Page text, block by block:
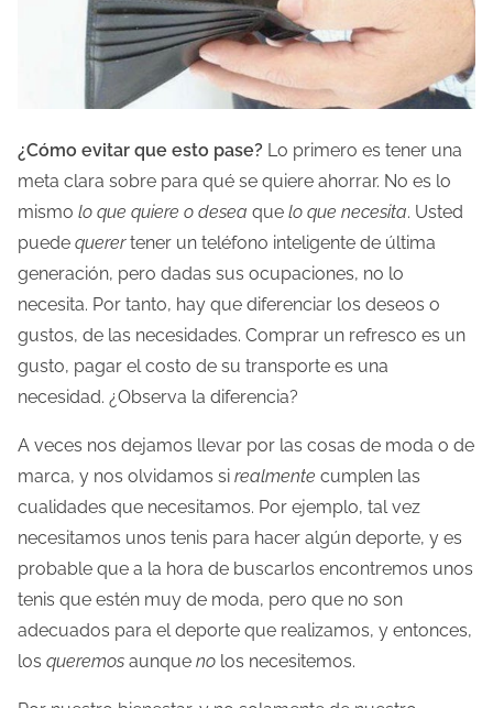
¿Cómo evitar que esto pase? Lo primero es tener una
meta clara sobre para qué se quiere ahorrar. No es lo
mismo lo que quiere o desea que lo que necesita. Usted
puede querertener un teléfono inteligente de última
generación, pero dadas sus ocupaciones, no lo
necesita. Por tanto, hay que diferenciar los deseos o
gustos, de las necesidades. Comprar un refresco es un
gusto, pagar el costo de su transporte es una
necesidad. ¿Observa la diferencia?
A veces nos dejamos llevar por las cosas de moda o de
marca, y nos olvidamos si realmente cumplen las
cualidades que necesitamos. Por ejemplo, tal vez
necesitamos unos tenis para hacer algún deporte, y es
probable que a la hora de buscarlos encontremos unos
tenis que estén muy de moda, pero que no son
adecuados para el deporte que realizamos, y entonces,
los queremos aunque no los necesitemos.